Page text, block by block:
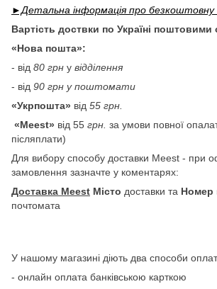
►Детальна інформація про безкоштовну
Вартість доствки по Україні
«Нова пошта»:
- від 80 грн у відділення
- від 90 грн у поштомати
«Укрпошта» від 55 грн.
«Meest» від 55 грн. за умови повної
післяплати)
Для вибору способу доставки Meest - при
замовлення зазначте у коментарях:
Доставка Meest Місто доставки та Номер
почтомата
У нашому магазині діють два способи
- онлайн оплата банківською карткою